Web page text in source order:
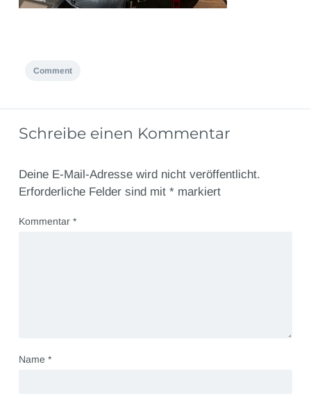
Comment
Schreibe einen Kommentar
Deine E-Mail-Adresse wird nicht veröffentlicht.
Erforderliche Felder sind mit *markiert
Kommentar *
Name *